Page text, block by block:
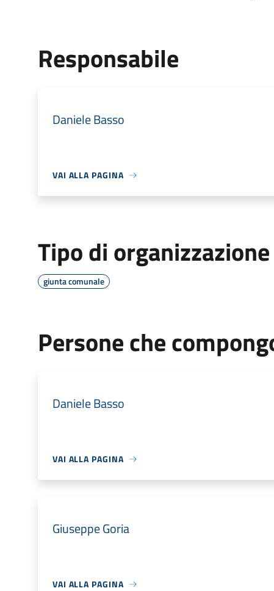
Responsabile
Daniele Basso
VAI ALLA PAGINA
Tipo di organizzazione
giunta comunale
Persone che
Daniele Basso
VAI ALLA PAGINA
Giuseppe Goria
VAI ALLA PAGINA